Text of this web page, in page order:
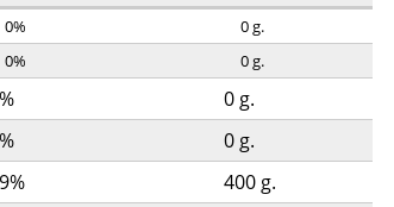
0% 0g.
0% 0g.
0 g.
0 g.
400 g.